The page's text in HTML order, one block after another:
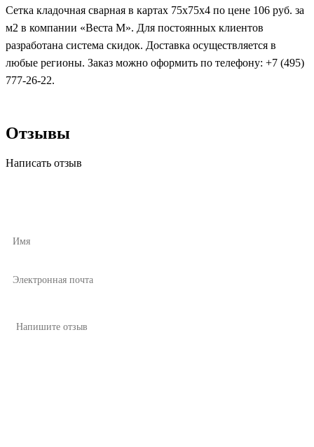
Сетка кладочная сварная в картах 75х75х4 по цене 106 руб. за
м2 в компании «Веста М». Для постоянных клиентов
разработана система скидок. Доставка осуществляется в
любые регионы. Заказ можно оформить по телефону: +7 (495)
777-26-22.
Отзывы
Написать отзыв